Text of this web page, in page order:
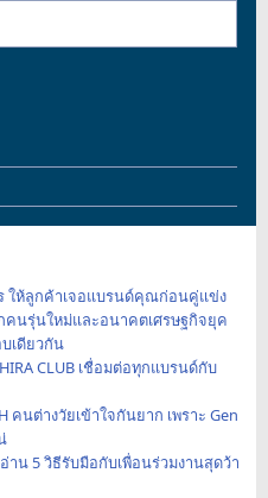
ร ให้ลูกค้าเจอแบรนด์คุณก่อนคู่แข่ง
คนรุ่นใหม่และอนาคตเศรษฐกิจยุค
เดียวกัน
CLUB เชื่อมต่อทุกแบรนด์กับ
คนต่างวัยเข้าใจกันยาก เพราะ Gen
าน 5 วิธีรับมือกับเพื่อนร่วมงานสุดว้า